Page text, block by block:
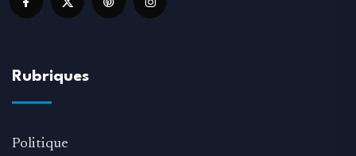
Rubriques
Politique